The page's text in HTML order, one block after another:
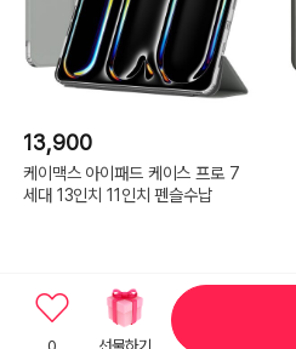
13,900
케이맥스 아이패드 케이스 프로 7
세대 13인치 11인치 펜슬수납